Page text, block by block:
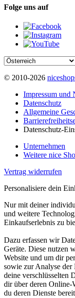
Folge uns auf
© 2010-2026
Impressum und
Datenschutz
Allgemeine
Datenschutz-
Unternehmen
Weitere nice
Vertrag widerrufen
Personalisiere dein
Nur mit deiner
und weitere
Einkaufserlebnis zu
Dazu erfassen wir
Geräte. Diese nutzen
Website und um dir
sowie zur Analyse
deine verschlüsselten
dir über deren Online-
du deren Dienste